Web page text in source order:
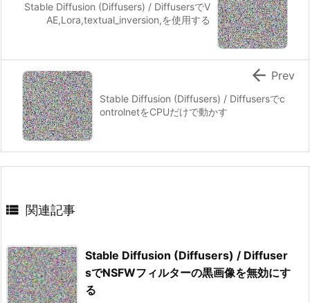
Stable Diffusion (Diffusers) / DiffusersでV
AE,Lora,textual_inversion,を使用する
Stable Diffusion (Diffusers) / Diffusersでc
ontrolnetをCPUだけで動かす
 Prev
 関連記事
Stable Diffusion (Diffusers) / Diffuser
sでNSFWフィルターの黒画像を無効にす
る